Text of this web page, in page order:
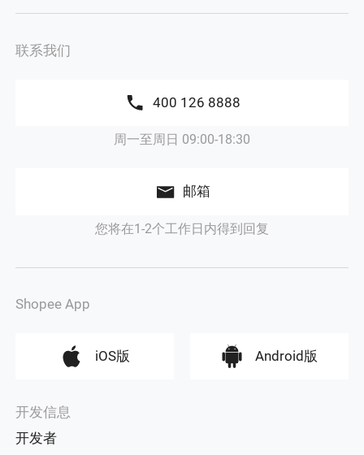
联系我们
400 126 8888
周一至周日 09:00-18:30
邮箱
您将在1-2个工作日内得到回复
Shopee App
iOS版 Android版
开发信息
开发者